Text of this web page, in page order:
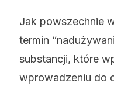
Jak powszechnie
termin
substancji, które
wprowadzeniu do